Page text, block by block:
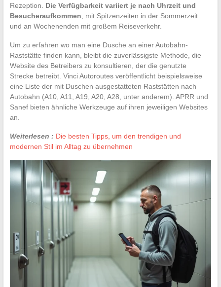
Rezeption. Die Verfügbarkeit variiert je nach Uhrzeit und
Besucheraufkommen , mit Spitzenzeiten in der Sommerzeit
und an Wochenenden mit großem Reiseverkehr.
Um zu erfahren wo man eine Dusche an einer Autobahn-
Raststätte finden kann, bleibt die zuverlässigste Methode, die
Website des Betreibers zu konsultieren, der die genutzte
Strecke betreibt. Vinci Autoroutes veröffentlicht beispielsweise
eine Liste der mit Duschen ausgestatteten Raststätten nach
Autobahn (A10, A11, A19, A20, A28, unter anderem). APRR und
Sanef bieten ähnliche Werkzeuge auf ihren jeweiligen Websites
an.
Weiterlesen : Die besten Tipps, um den trendigen und
modernen Stil im Alltag zu übernehmen